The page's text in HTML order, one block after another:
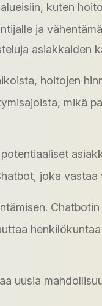
kuten
ja
asiakkaiden
hoitojen
mikä
joka
uusia